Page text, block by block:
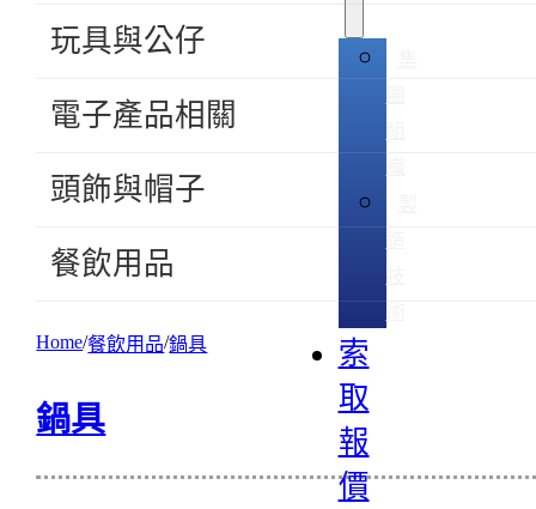
索
取
報
價
玩具與公仔
電子產品相關
頭飾與帽子
餐飲用品
Home 餐飲用品 鍋具
鍋具